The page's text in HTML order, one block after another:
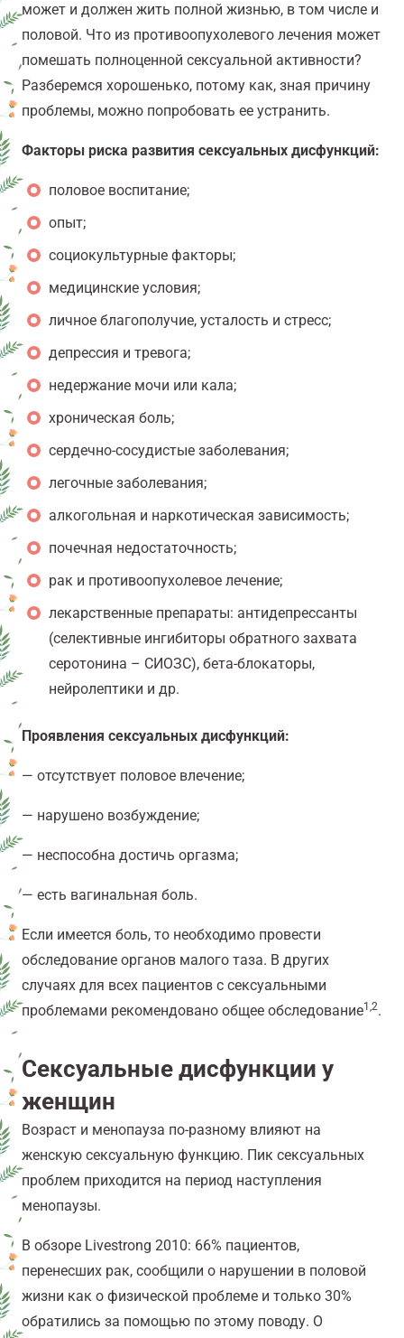
может и должен жить полной жизнью, в том числе и
половой. Что из противоопухолевого лечения может
помешать полноценной сексуальной активности?
Разберемся хорошенько, потому как, зная причину
проблемы, можно попробовать ее устранить.
Факторы риска развития сексуальных дисфункций:
половое воспитание;
опыт;
социокультурные факторы;
медицинские условия;
личное благополучие, усталость и стресс;
депрессия и тревога;
недержание мочи или кала;
хроническая боль;
сердечно-сосудистые заболевания;
легочные заболевания;
алкогольная и наркотическая зависимость;
почечная недостаточность;
рак и противоопухолевое лечение;
лекарственные препараты: антидепрессанты
(селективные ингибиторы обратного захвата
серотонина – СИОЗС), бета-блокаторы,
нейролептики и др.
Проявления сексуальных дисфункций:
— отсутствует половое влечение;
— нарушено возбуждение;
— неспособна достичь оргазма;
— есть вагинальная боль.
Если имеется боль, то необходимо провести
обследование органов малого таза. В других
случаях для всех пациентов с сексуальными
проблемами рекомендовано общее обследование1,2.
Сексуальные дисфункции у
женщин
Возраст и менопауза по-разному влияют на
женскую сексуальную функцию. Пик сексуальных
проблем приходится на период наступления
менопаузы.
В обзоре Livestrong 2010: 66% пациентов,
перенесших рак, сообщили о нарушении в половой
жизни как о физической проблеме и только 30%
обратились за помощью по этому поводу. О